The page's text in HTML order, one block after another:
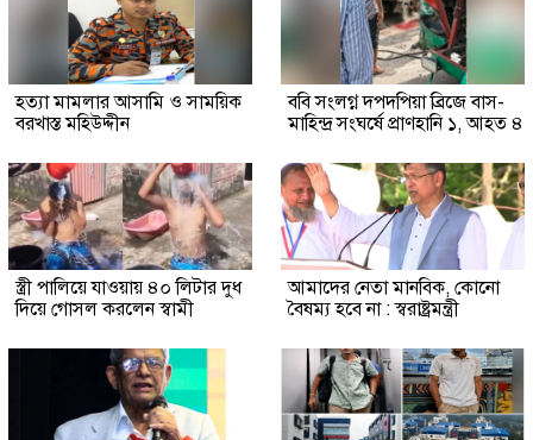
হত্যা মামলার আসামি ও সাময়িক
বরখাস্ত মহিউদ্দীন
ববি সংলগ্ন দপদপিয়া ব্রিজে বাস-
মাহিন্দ্র সংঘর্ষে প্রাণহানি ১, আহত ৪
স্ত্রী পালিয়ে যাওয়ায় ৪০ লিটার দুধ
দিয়ে গোসল করলেন স্বামী
আমাদের নেতা মানবিক, কোনো
বৈষম্য হবে না : স্বরাষ্ট্রমন্ত্রী